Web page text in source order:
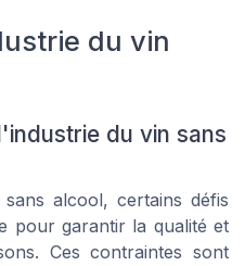
du vin
du vin sans
alcool, certains défis
pour garantir la qualité et
Ces contraintes sont